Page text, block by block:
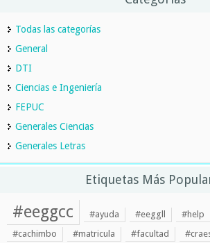
Todas las categorías
General
DTI
Ciencias e Ingeniería
FEPUC
Generales Ciencias
Generales Letras
Etiquetas Más
#eeggcc #ayuda #eeggll #help
#cachimbo
#matricula #facultad